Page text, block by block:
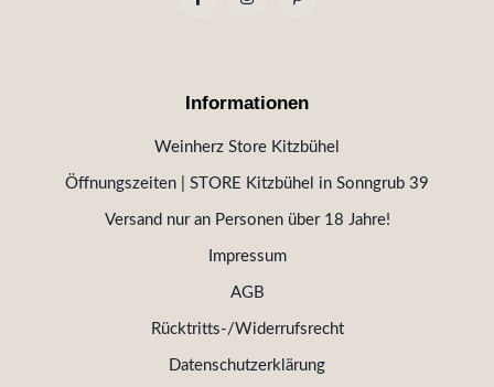
Informationen
Weinherz Store Kitzbühel
Öffnungszeiten | STORE Kitzbühel in Sonngrub 39
Versand nur an Personen über 18 Jahre!
Impressum
AGB
Rücktritts-/Widerrufsrecht
Datenschutzerklärung